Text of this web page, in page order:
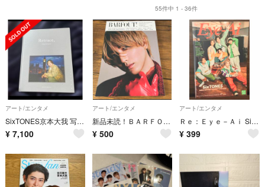
55件中 1 - 36件
アート/エンタメ
SixTONES京本大我 写真集Retrace,Taiga Kyomoto
¥ 7,100
アート/エンタメ
新品未読！ＢＡＲＦＯＵＴ！京本大我 髙橋海人 山田優
¥ 500
アート/エンタメ
Ｒｅ：Ｅｙｅ－Ａｉ SixTONES
¥ 399